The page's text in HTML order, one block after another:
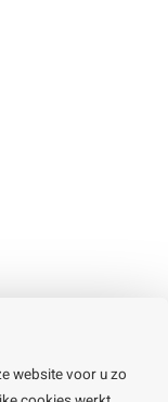
website voor u zo